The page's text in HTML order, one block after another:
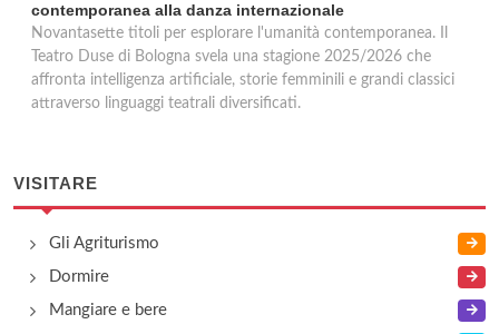
contemporanea alla danza internazionale
Novantasette titoli per esplorare l'umanità contemporanea. Il
Teatro Duse di Bologna svela una stagione 2025/2026 che
affronta intelligenza artificiale, storie femminili e grandi classici
attraverso linguaggi teatrali diversificati.
VISITARE
Gli Agriturismo
Dormire
Mangiare e bere